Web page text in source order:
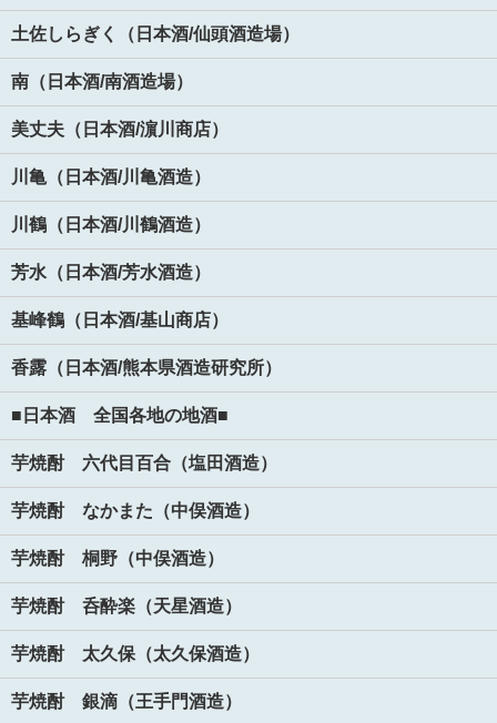
土佐しらぎく（日本酒/仙頭酒造場）
南（日本酒/南酒造場）
美丈夫（日本酒/濵川商店）
川亀（日本酒/川亀酒造）
川鶴（日本酒/川鶴酒造）
芳水（日本酒/芳水酒造）
基峰鶴（日本酒/基山商店）
香露（日本酒/熊本県酒造研究所）
■日本酒 全国各地の地酒■
芋焼酎 六代目百合（塩田酒造）
芋焼酎 なかまた（中俣酒造）
芋焼酎 桐野（中俣酒造）
芋焼酎 呑酔楽（天星酒造）
芋焼酎 太久保（太久保酒造）
芋焼酎 銀滴（王手門酒造）